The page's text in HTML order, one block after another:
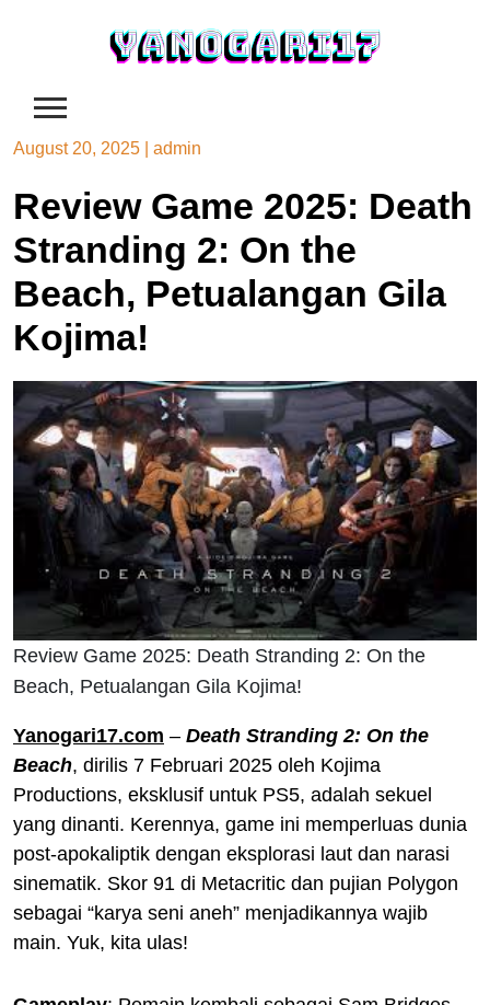
August 20, 2025 admin
Review Game 2025: Death
Stranding 2: On the
Beach, Petualangan Gila
Kojima!
Review Game 2025: Death Stranding 2: On the
Beach, Petualangan Gila Kojima!
Yanogari17.com – Death Stranding 2: On the
Beach, dirilis 7 Februari 2025 oleh Kojima
Productions, eksklusif untuk PS5, adalah sekuel
yang dinanti. Kerennya, game ini memperluas dunia
post-apokaliptik dengan eksplorasi laut dan narasi
sinematik. Skor 91 di Metacritic dan pujian Polygon
sebagai “karya seni aneh” menjadikannya wajib
main. Yuk, kita ulas!